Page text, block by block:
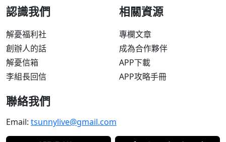
認識我們
解憂福利社
創辦人的話
解憂信箱
李組長回信
相關資源
專欄文章
成為合作夥伴
APP下載
APP攻略手冊
聯絡我們
Email: tsunnylive@gmail.com